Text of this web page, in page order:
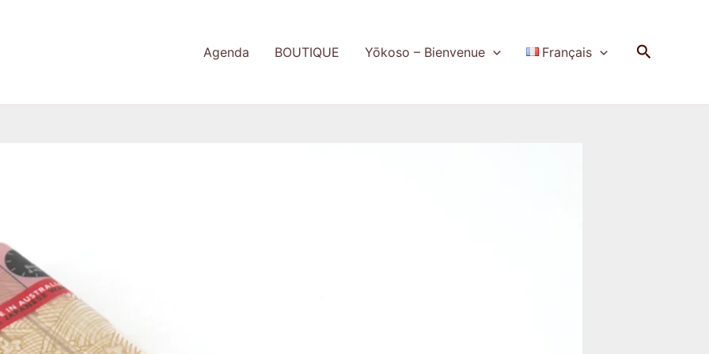
Agenda BOUTIQUE Yōkoso – Bienvenue Français